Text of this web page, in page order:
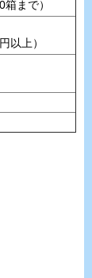
箱まで）
以上）